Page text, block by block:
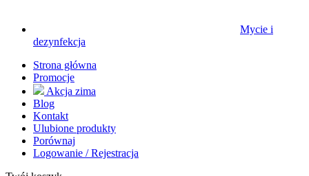
Mycie i
dezynfekcja
Strona główna
Promocje
Akcja zima
Blog
Kontakt
Ulubione produkty
Porównaj
Logowanie / Rejestracja